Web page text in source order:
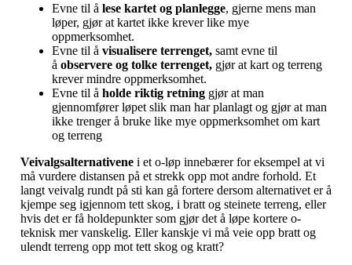
Evne til å lese kartet og planlegge, gjerne mens man
løper, gjør at kartet ikke krever like mye
oppmerksomhet.
Evne til å visualisere terrenget, samt evne til
å observere og tolke terrenget, gjør at kart og terreng
krever mindre oppmerksomhet.
Evne til å holde riktig retning gjør at man
gjennomfører løpet slik man har planlagt og gjør at man
ikke trenger å bruke like mye oppmerksomhet om kart
og terreng
Veivalgsalternativene i et o-løp innebærer for eksempel at vi
må vurdere distansen på et strekk opp mot andre forhold. Et
langt veivalg rundt på sti kan gå fortere dersom alternativet er å
kjempe seg igjennom tett skog, i bratt og steinete terreng, eller
hvis det er få holdepunkter som gjør det å løpe kortere o-
teknisk mer vanskelig. Eller kanskje vi må veie opp bratt og
ulendt terreng opp mot tett skog og kratt?